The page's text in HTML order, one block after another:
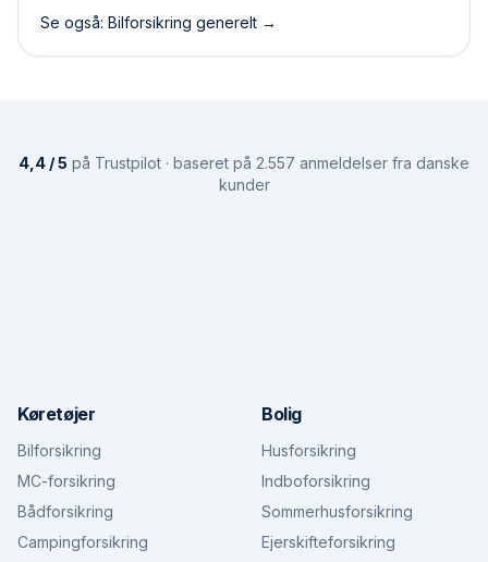
Se også: Bilforsikring generelt →
4,4 / 5 på Trustpilot · baseret på 2.557 anmeldelser fra danske
kunder
Køretøjer
Bilforsikring
MC-forsikring
Bådforsikring
Campingforsikring
Bolig
Husforsikring
Indboforsikring
Sommerhusforsikring
Ejerskifteforsikring